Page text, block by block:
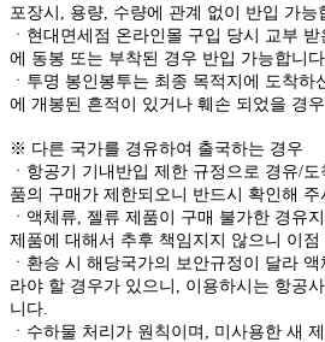
포장시, 용량, 수량에 관계 없이 반입 가능
ㆍ현대면세점 온라인몰 구입 당시 교부
에 동봉 또는 부착된 경우 반입 가능합니다.
ㆍ투명 봉인봉투는 최종 목적지에 도착하
에 개봉된 흔적이 있거나 훼손 되었을 경
※ 다른 국가를 경유하여 출국하는 경우
ㆍ항공기 기내반입 제한 규정으로 경유/
품의 구매가 제한되오니 반드시 확인해 주
ㆍ액체류, 젤류 제품이 구매 불가한 경유
제품에 대해서 추후 책임지지 않으니 이점
ㆍ환승 시 해당국가의 보안규정이 달라
라야 할 경우가 있으니, 이용하시는 항공
니다.
ㆍ수하물 처리가 원칙이며, 미사용한 새